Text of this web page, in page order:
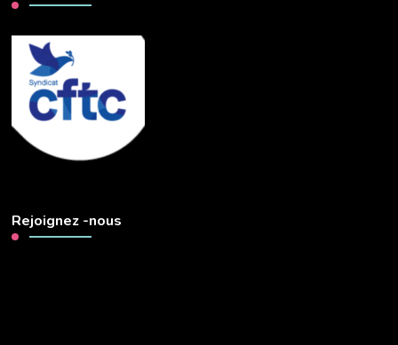
Rejoignez -nous